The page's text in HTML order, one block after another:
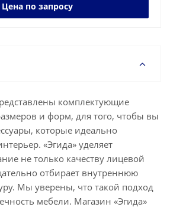
Цена по запросу
комплектующие
и форм, для того, чтобы вы
которые идеально
«Эгида» уделяет
не только качеству лицевой
отбирает внутреннюю
Мы уверены, что такой подход
мебели. Магазин «Эгида»